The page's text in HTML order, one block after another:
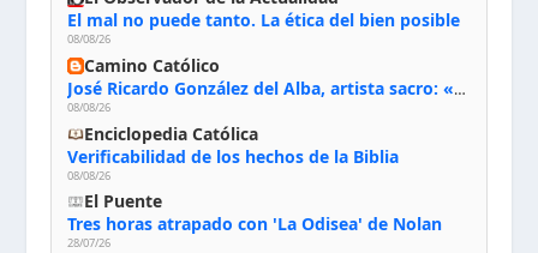
El mal no puede tanto. La ética del bien posible
08/08/26
Camino Católico
José Ricardo González del Alba, artista sacro: «Yo oro, hablo con Dios, le pido al Espíritu Santo su inspiración y siempre pinto rezando el rosario para que sea Él quien actúe a través de mis manos»
08/08/26
Enciclopedia Católica
Verificabilidad de los hechos de la Biblia
08/08/26
El Puente
Tres horas atrapado con 'La Odisea' de Nolan
28/07/26